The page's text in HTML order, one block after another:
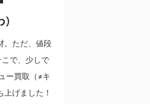
。ただ、値段
で、少しで
ー買取（≠キ
上げました！